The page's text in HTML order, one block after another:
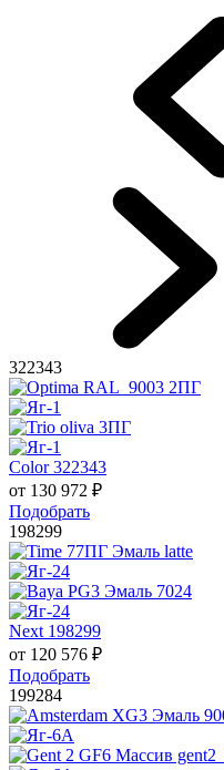
322343
Color 322343
от 130 972 ₽
Подобрать
198299
Next 198299
от 120 576 ₽
Подобрать
199284